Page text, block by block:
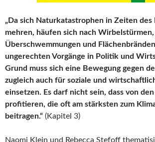
„Da sich Naturkatastrophen in Zeiten des
mehren, häufen sich nach Wirbelstürmen,
Überschwemmungen und
ungerechten Vorgänge in Politik und
Grund muss sich eine Bewegung gegen
zugleich auch für soziale und
einsetzen. Es darf nicht sein, dass von
profitieren, die oft am stärksten zum
beitragen.“ (Kapitel 3)
Naomi Klein und Rebecca Stefoff